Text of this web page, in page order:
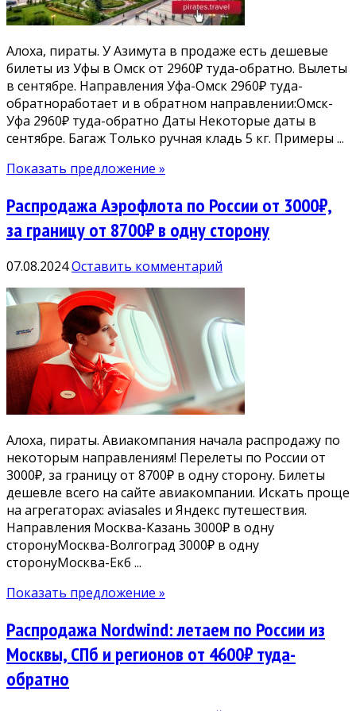
Алоха, пираты. У Азимута в продаже есть дешевые
билеты из Уфы в Омск от 2960₽ туда-обратно. Вылеты
в сентябре. Направления Уфа-Омск 2960₽ туда-
обратноработает и в обратном направлении:Омск-
Уфа 2960₽ туда-обратно Даты Некоторые даты в
сентябре. Багаж Только ручная кладь 5 кг. Примеры ...
Показать предложение »
Распродажа Аэрофлота по России от 3000₽,
за границу от 8700₽ в одну сторону
07.08.2024Оставить комментарий
Алоха, пираты. Авиакомпания начала распродажу по
некоторым направлениям! Перелеты по России от
3000₽, за границу от 8700₽ в одну сторону. Билеты
дешевле всего на сайте авиакомпании. Искать проще
на агрегаторах: aviasales и Яндекс путешествия.
Направления Москва-Казань 3000₽ в одну
сторонуМосква-Волгоград 3000₽ в одну
сторонуМосква-Екб ...
Показать предложение »
Распродажа Nordwind: летаем по России из
Москвы, СПб и регионов от 4600₽ туда-
обратно